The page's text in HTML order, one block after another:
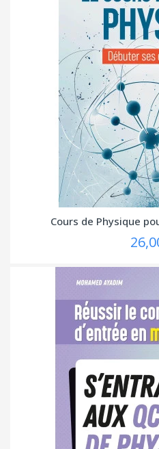
Cours de Physique